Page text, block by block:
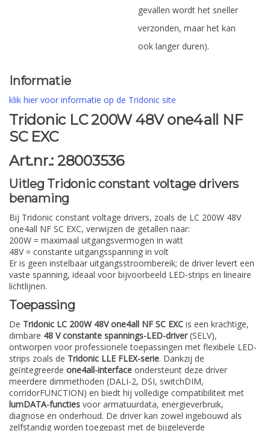
gevallen wordt het sneller
verzonden, maar het kan
ook langer duren).
Informatie
klik hier voor informatie op de Tridonic site
Tridonic LC 200W 48V one4all NF
SC EXC
Art.nr.: 28003536
Uitleg Tridonic constant voltage drivers
benaming
Bij Tridonic constant voltage drivers, zoals de LC 200W 48V
one4all NF SC EXC, verwijzen de getallen naar:
200W = maximaal uitgangsvermogen in watt
48V= constante uitgangsspanning in volt
Er is geen instelbaar uitgangsstroombereik; de driver levert een
vaste spanning, ideaal voor bijvoorbeeld LED-strips en lineaire
lichtlijnen.
Toepassing
De Tridonic LC 200W 48V one4all NF SC EXC is een krachtige,
dimbare 48 V constante spannings-LED-driver(SELV),
ontworpen voor professionele toepassingen met flexibele LED-
strips zoals de Tridonic LLE FLEX-serie. Dankzij de
geïntegreerde one4all-interface ondersteunt deze driver
meerdere dimmethoden (DALI-2, DSI, switchDIM,
corridorFUNCTION) en biedt hij volledige compatibiliteit met
lumDATA-functies voor armatuurdata, energieverbruik,
diagnose en onderhoud. De driver kan zowel ingebouwd als
zelfstandig worden toegepast met de bijgeleverde